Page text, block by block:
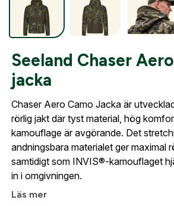
Optik
Mer
Mitt konto
Kontakta oss
Seeland Chaser
jacka
Chaser Aero Camo Jacka är
rörlig jakt där tyst material, hög
kamouflage är avgörande. Det
andningsbara materialet ger maximal
samtidigt som INVIS®-kamouflaget
in i omgivningen.
Läs mer